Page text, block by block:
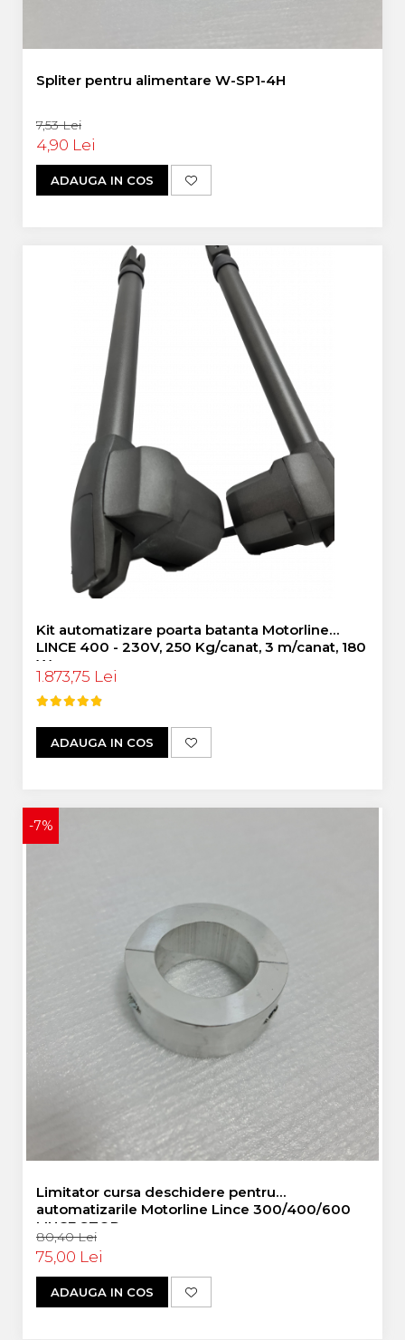
Spliter pentru alimentare W-SP1-4H
7,53 Lei
4,90 Lei
ADAUGA IN COS
Kit automatizare poarta batanta Motorline
LINCE 400 - 230V, 250 Kg/canat, 3 m/canat, 180
W
1.873,75 Lei
ADAUGA IN COS
-7%
Limitator cursa deschidere pentru
automatizarile Motorline Lince 300/400/600
LINCE STOP
80,40 Lei
75,00 Lei
ADAUGA IN COS